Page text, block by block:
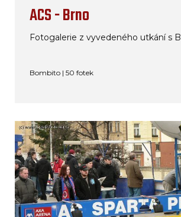
ACS - Brno
Fotogalerie z vyvedeného utkání s
Bombito | 50 fotek